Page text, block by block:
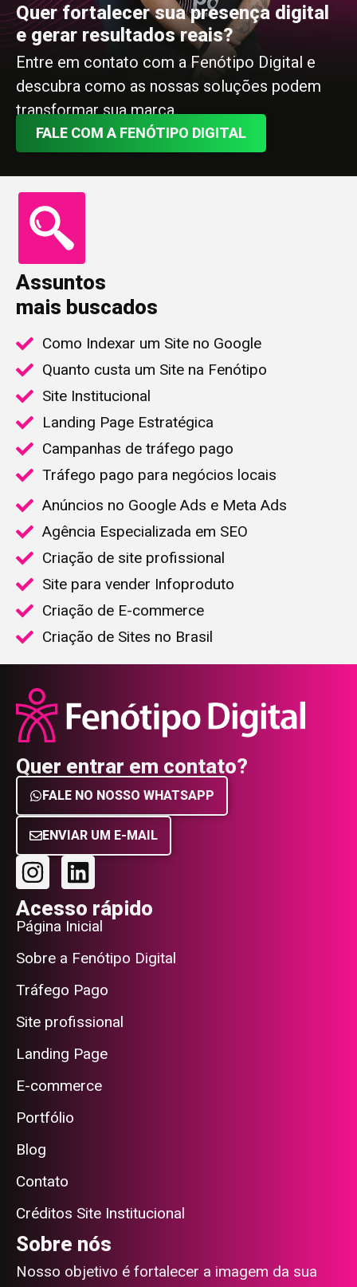
Quer fortalecer sua presença digital
e gerar resultados reais?
Entre em contato com a Fenótipo Digital e
descubra como as nossas soluções podem
transformar sua marca.
FALE COM A FENÓTIPO DIGITAL
Assuntos
mais buscados
Como Indexar um Site no Google
Quanto custa um Site na Fenótipo
Site Institucional
Landing Page Estratégica
Campanhas de tráfego pago
Tráfego pago para negócios locais
Anúncios no Google Ads e Meta Ads
Agência Especializada em SEO
Criação de site profissional
Site para vender Infoproduto
Criação de E-commerce
Criação de Sites no Brasil
Quer entrar em contato?
FALE NO NOSSO WHATSAPP
ENVIAR UM E-MAIL
Acesso rápido
Página Inicial
Sobre a Fenótipo Digital
Tráfego Pago
Site profissional
Landing Page
E-commerce
Portfólio
Blog
Contato
Créditos Site Institucional
Sobre nós
Nosso objetivo é fortalecer a imagem da sua